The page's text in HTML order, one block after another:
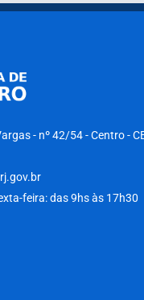
- nº 42/54 - Centro -
feira: das 9hs às 17h30